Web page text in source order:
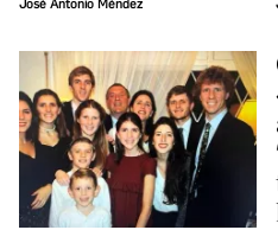
José Antonio Méndez